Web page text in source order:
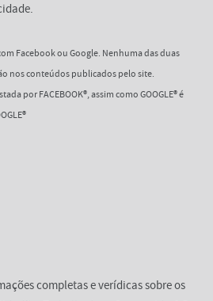
Facebook ou Google. Nenhuma das duas
nos conteúdos publicados pelo site.
por FACEBOOK®, assim como GOOGLE® é
completas e verídicas sobre os